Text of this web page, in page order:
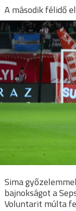
A második félidő
Sima
bajnokságot a
Voluntarit múlta